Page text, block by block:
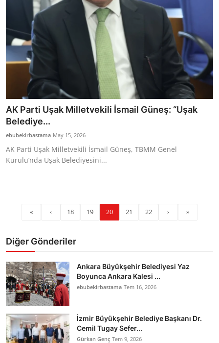
AK Parti Uşak Milletvekili İsmail Güneş: “Uşak
Belediye...
ebubekirbastama May 15, 2026
AK Parti Uşak Milletvekili İsmail Güneş, TBMM Genel
Kurulu’nda Uşak Belediyesini...
« ‹ 18 19 20 21 22 › »
Diğer Gönderiler
Ankara Büyükşehir Belediyesi Yaz
Boyunca Ankara Kalesi ...
ebubekirbastama Tem 16, 2026
İzmir Büyükşehir Belediye Başkanı Dr.
Cemil Tugay Sefer...
Gürkan Genç Tem 9, 2026